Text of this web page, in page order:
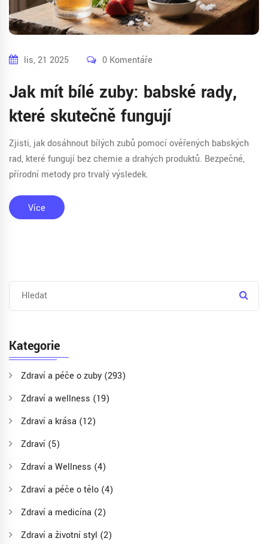
lis, 21 2025 0 Komentáře
Jak mít bílé zuby: babské rady,
které skutečně fungují
Zjisti, jak dosáhnout bílých zubů pomocí ověřených babských
rad, které fungují bez chemie a drahých produktů. Bezpečné,
přírodní metody pro trvalý výsledek.
Více
Kategorie
Zdraví a péče o zuby (293)
Zdraví a wellness (19)
Zdraví a krása (12)
Zdraví (5)
Zdraví a Wellness (4)
Zdraví a péče o tělo (4)
Zdraví a medicína (2)
Zdraví a životní styl (2)